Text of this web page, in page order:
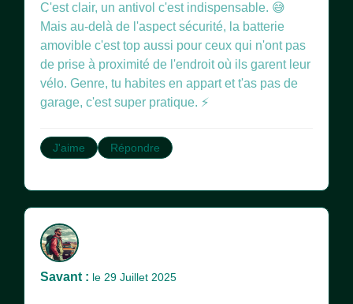
C'est clair, un antivol c'est indispensable. 😅
Mais au-delà de l'aspect sécurité, la batterie
amovible c'est top aussi pour ceux qui n'ont pas
de prise à proximité de l'endroit où ils garent leur
vélo. Genre, tu habites en appart et t'as pas de
garage, c'est super pratique. ⚡
J'aime Répondre
Savant : le 29 Juillet 2025